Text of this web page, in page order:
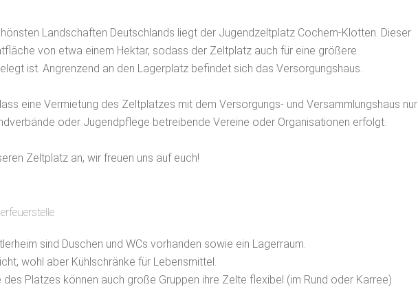
Landschaften Deutschlands liegt der Jugendzeltplatz Cochem-Klotten. Dieser
von etwa einem Hektar, sodass der Zeltplatz auch für eine größere
ist. Angrenzend an den Lagerplatz befindet sich das Versorgungshaus.
eine Vermietung des Zeltplatzes mit dem Versorgungs- und Versammlungshaus nur
oder Jugendpflege betreibende Vereine oder Organisationen erfolgt.
Zeltplatz an, wir freuen uns auf euch!
sind Duschen und WCs vorhanden sowie ein Lagerraum.
wohl aber Kühlschränke für Lebensmittel.
des Platzes können auch große Gruppen ihre Zelte flexibel (im Rund oder Karree)